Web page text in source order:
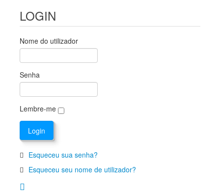
LOGIN
Nome do utilizador
Senha
Lembre-me
Esqueceu sua senha?
Esqueceu seu nome de utilizador?